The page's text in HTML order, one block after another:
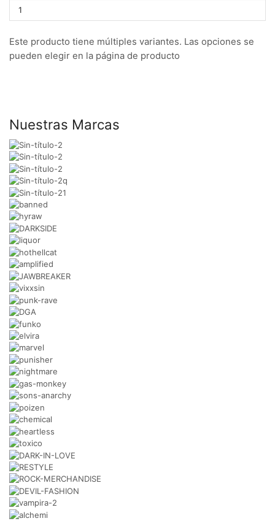
Este producto tiene múltiples variantes. Las opciones se
pueden elegir en la página de producto
Nuestras Marcas